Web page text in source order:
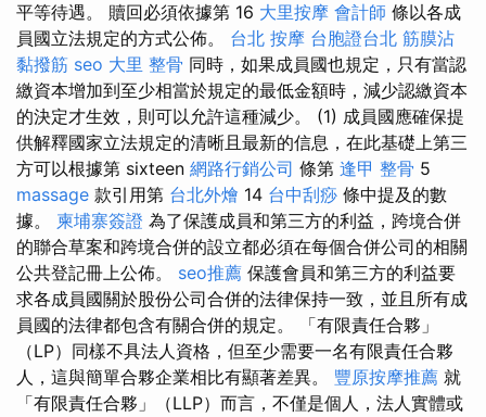
平等待遇。 贖回必須依據第 16 大里按摩 會計師 條以各成
員國立法規定的方式公佈。 台北 按摩 台胞證台北 筋膜沾
黏撥筋 seo 大里 整骨 同時，如果成員國也規定，只有當認
繳資本增加到至少相當於規定的最低金額時，減少認繳資本
的決定才生效，則可以允許這種減少。 (1) 成員國應確保提
供解釋國家立法規定的清晰且最新的信息，在此基礎上第三
方可以根據第 sixteen 網路行銷公司 條第 逢甲 整骨 5
massage 款引用第 台北外燴 14 台中刮痧 條中提及的數
據。 柬埔寨簽證 為了保護成員和第三方的利益，跨境合併
的聯合草案和跨境合併的設立都必須在每個合併公司的相關
公共登記冊上公佈。 seo推薦 保護會員和第三方的利益要
求各成員國關於股份公司合併的法律保持一致，並且所有成
員國的法律都包含有關合併的規定。 「有限責任合夥」
（LP）同樣不具法人資格，但至少需要一名有限責任合夥
人，這與簡單合夥企業相比有顯著差異。 豐原按摩推薦 就
「有限責任合夥」（LLP）而言，不僅是個人，法人實體或